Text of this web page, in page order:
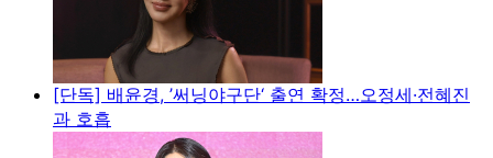
[단독] 배윤경, ’써닝야구단‘ 출연 확정…오정세·전혜진
과 호흡